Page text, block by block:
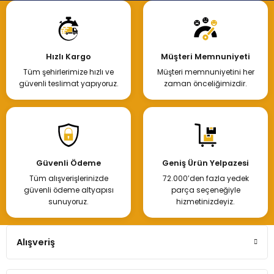
Hızlı Kargo
Tüm şehirlerimize hızlı ve
güvenli teslimat yapıyoruz.
Müşteri Memnuniyeti
Müşteri memnuniyetini her
zaman önceliğimizdir.
Güvenli Ödeme
Tüm alışverişlerinizde
güvenli ödeme altyapısı
sunuyoruz.
Geniş Ürün Yelpazesi
72.000’den fazla yedek
parça seçeneğiyle
hizmetinizdeyiz.
Alışveriş